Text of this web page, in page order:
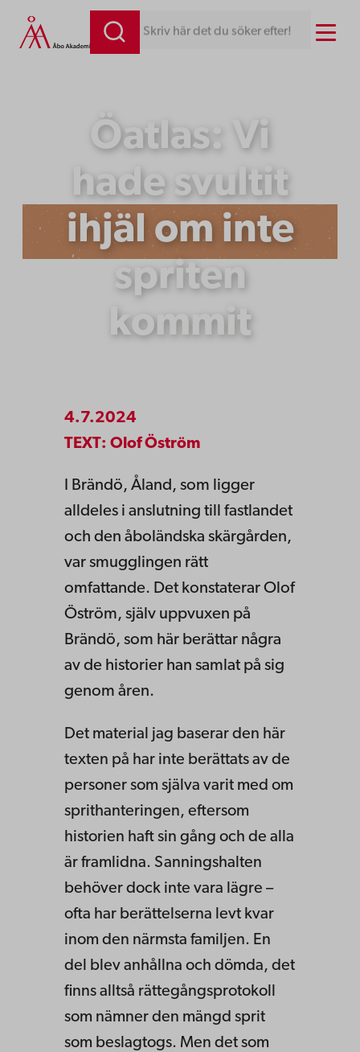
Hoppa
till
Skriv här det du söker efter! Menu
Öatlas: Vi
hade svultit
ihjäl om inte
spriten
kommit
4.7.2024
TEXT: Olof Öström
I Brändö, Åland, som ligger
alldeles i anslutning till fastlandet
och den åboländska skärgården,
var smugglingen rätt
omfattande. Det konstaterar Olof
Öström, själv uppvuxen på
Brändö, som här berättar några
av de historier han samlat på sig
genom åren.
Det material jag baserar den här
texten på har inte berättats av de
personer som själva varit med om
sprithanteringen, eftersom
historien haft sin gång och de alla
är framlidna. Sanningshalten
behöver dock inte vara lägre –
ofta har berättelserna levt kvar
inom den närmsta familjen. En
del blev anhållna och dömda, det
finns alltså rättegångsprotokoll
som nämner den mängd sprit
som beslagtogs. Men det som